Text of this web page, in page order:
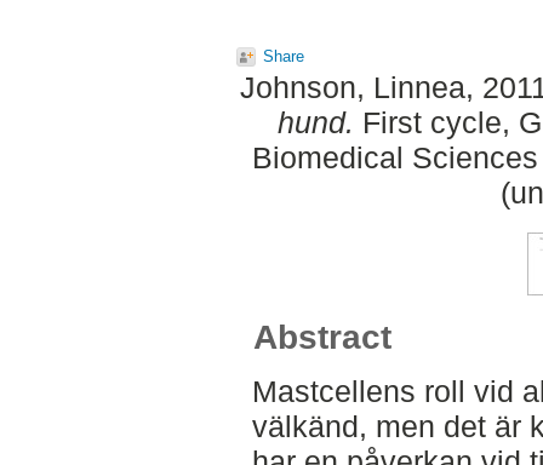
Share
Johnson, Linnea,
hund. First cycle,
Biomedical
Abstract
Mastcellens roll vid
välkänd, men det är